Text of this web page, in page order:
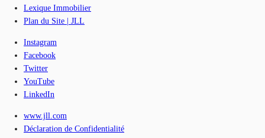
Lexique Immobilier
Plan du Site | JLL
Instagram
Facebook
Twitter
YouTube
LinkedIn
www.jll.com
Déclaration de Confidentialité